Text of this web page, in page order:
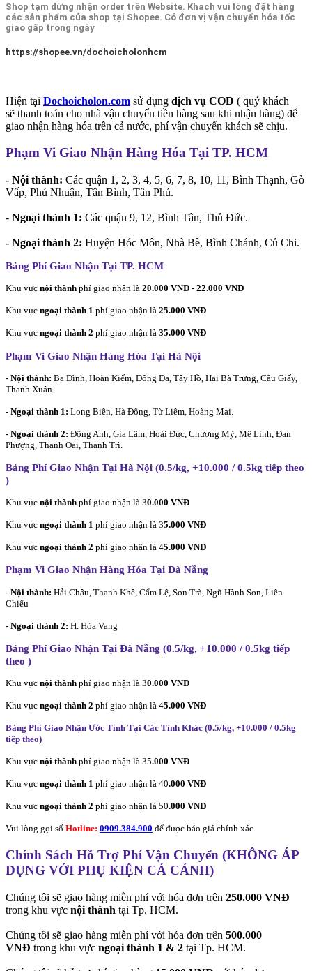
Shop tạm dừng nhận order trên Website. Khach vui lòng đặt hàng
các sản phẩm của shop tại Shopee. Có đơn vị vận chuyển hỏa tốc
giao gấp trong ngày
https://shopee.vn/dochoicholonhcm
Hiện tại Dochoicholon.com sử dụng dịch vụ COD ( quý khách
sẽ thanh toán cho nhà vận chuyển tiền hàng sau khi nhận hàng) để
giao nhận hàng hóa trên cả nước, phí vận chuyển khách sẽ chịu.
Phạm Vi Giao Nhận Hàng Hóa Tại TP. HCM
- Nội thành: Các quận 1, 2, 3, 4, 5, 6, 7, 8, 10, 11, Bình Thạnh, Gò
Vấp, Phú Nhuận, Tân Bình, Tân Phú.
- Ngoại thành 1: Các quận 9, 12, Bình Tân, Thủ Đức.
- Ngoại thành 2: Huyện Hóc Môn, Nhà Bè, Bình Chánh, Củ Chi.
Bảng Phí Giao Nhận Tại TP. HCM
Khu vực nội thành phí giao nhận là 20.000 VNĐ - 22.000 VNĐ
Khu vực ngoại thành 1 phí giao nhận là 25.000 VNĐ
Khu vực ngoại thành 2 phí giao nhận là 35.000 VNĐ
Phạm Vi Giao Nhận Hàng Hóa Tại Hà Nội
- Nội thành: Ba Đình, Hoàn Kiếm, Đống Đa, Tây Hồ, Hai Bà Trưng, Cầu Giấy,
Thanh Xuân.
- Ngoại thành 1: Long Biên, Hà Đông, Từ Liêm, Hoàng Mai.
- Ngoại thành 2: Đông Anh, Gia Lâm, Hoài Đức, Chương Mỹ, Mê Linh, Đan
Phượng, Thanh Oai, Thanh Trì.
Bảng Phí Giao Nhận Tại Hà Nội (0.5/kg, +10.000 / 0.5kg tiếp theo
)
Khu vực nội thành phí giao nhận là 30.000 VNĐ
Khu vực ngoại thành 1 phí giao nhận là 35.000 VNĐ
Khu vực ngoại thành 2 phí giao nhận là 45.000 VNĐ
Phạm Vi Giao Nhận Hàng Hóa Tại Đà Nẵng
- Nội thành: Hải Châu, Thanh Khê, Cẩm Lệ, Sơn Trà, Ngũ Hành Sơn, Liên
Chiểu
- Ngoại thành 2: H. Hòa Vang
Bảng Phí Giao Nhận Tại Đà Nẵng (0.5/kg, +10.000 / 0.5kg tiếp
theo )
Khu vực nội thành phí giao nhận là 30.000 VNĐ
Khu vực ngoại thành 2 phí giao nhận là 45.000 VNĐ
Bảng Phí Giao Nhận Ước Tính Tại Các Tỉnh Khác (0.5/kg, +10.000 / 0.5kg
tiếp theo)
Khu vực nội thành phí giao nhận là 35.000 VNĐ
Khu vực ngoại thành 1 phí giao nhận là 40.000 VNĐ
Khu vực ngoại thành 2 phí giao nhận là 50.000 VNĐ
Vui lòng gọi số Hotline: 0909.384.900 để được báo giá chính xác.
Chính Sách Hỗ Trợ Phí Vận Chuyển (KHÔNG ÁP
DỤNG VỚI PHỤ KIỆN CÁ CẢNH)
Chúng tôi sẽ giao hàng miễn phí với hóa đơn trên 250.000 VNĐ
trong khu vực nội thành tại Tp. HCM.
Chúng tôi sẽ giao hàng miễn phí với hóa đơn trên 500.000
VNĐ trong khu vực ngoại thành 1 & 2 tại Tp. HCM.